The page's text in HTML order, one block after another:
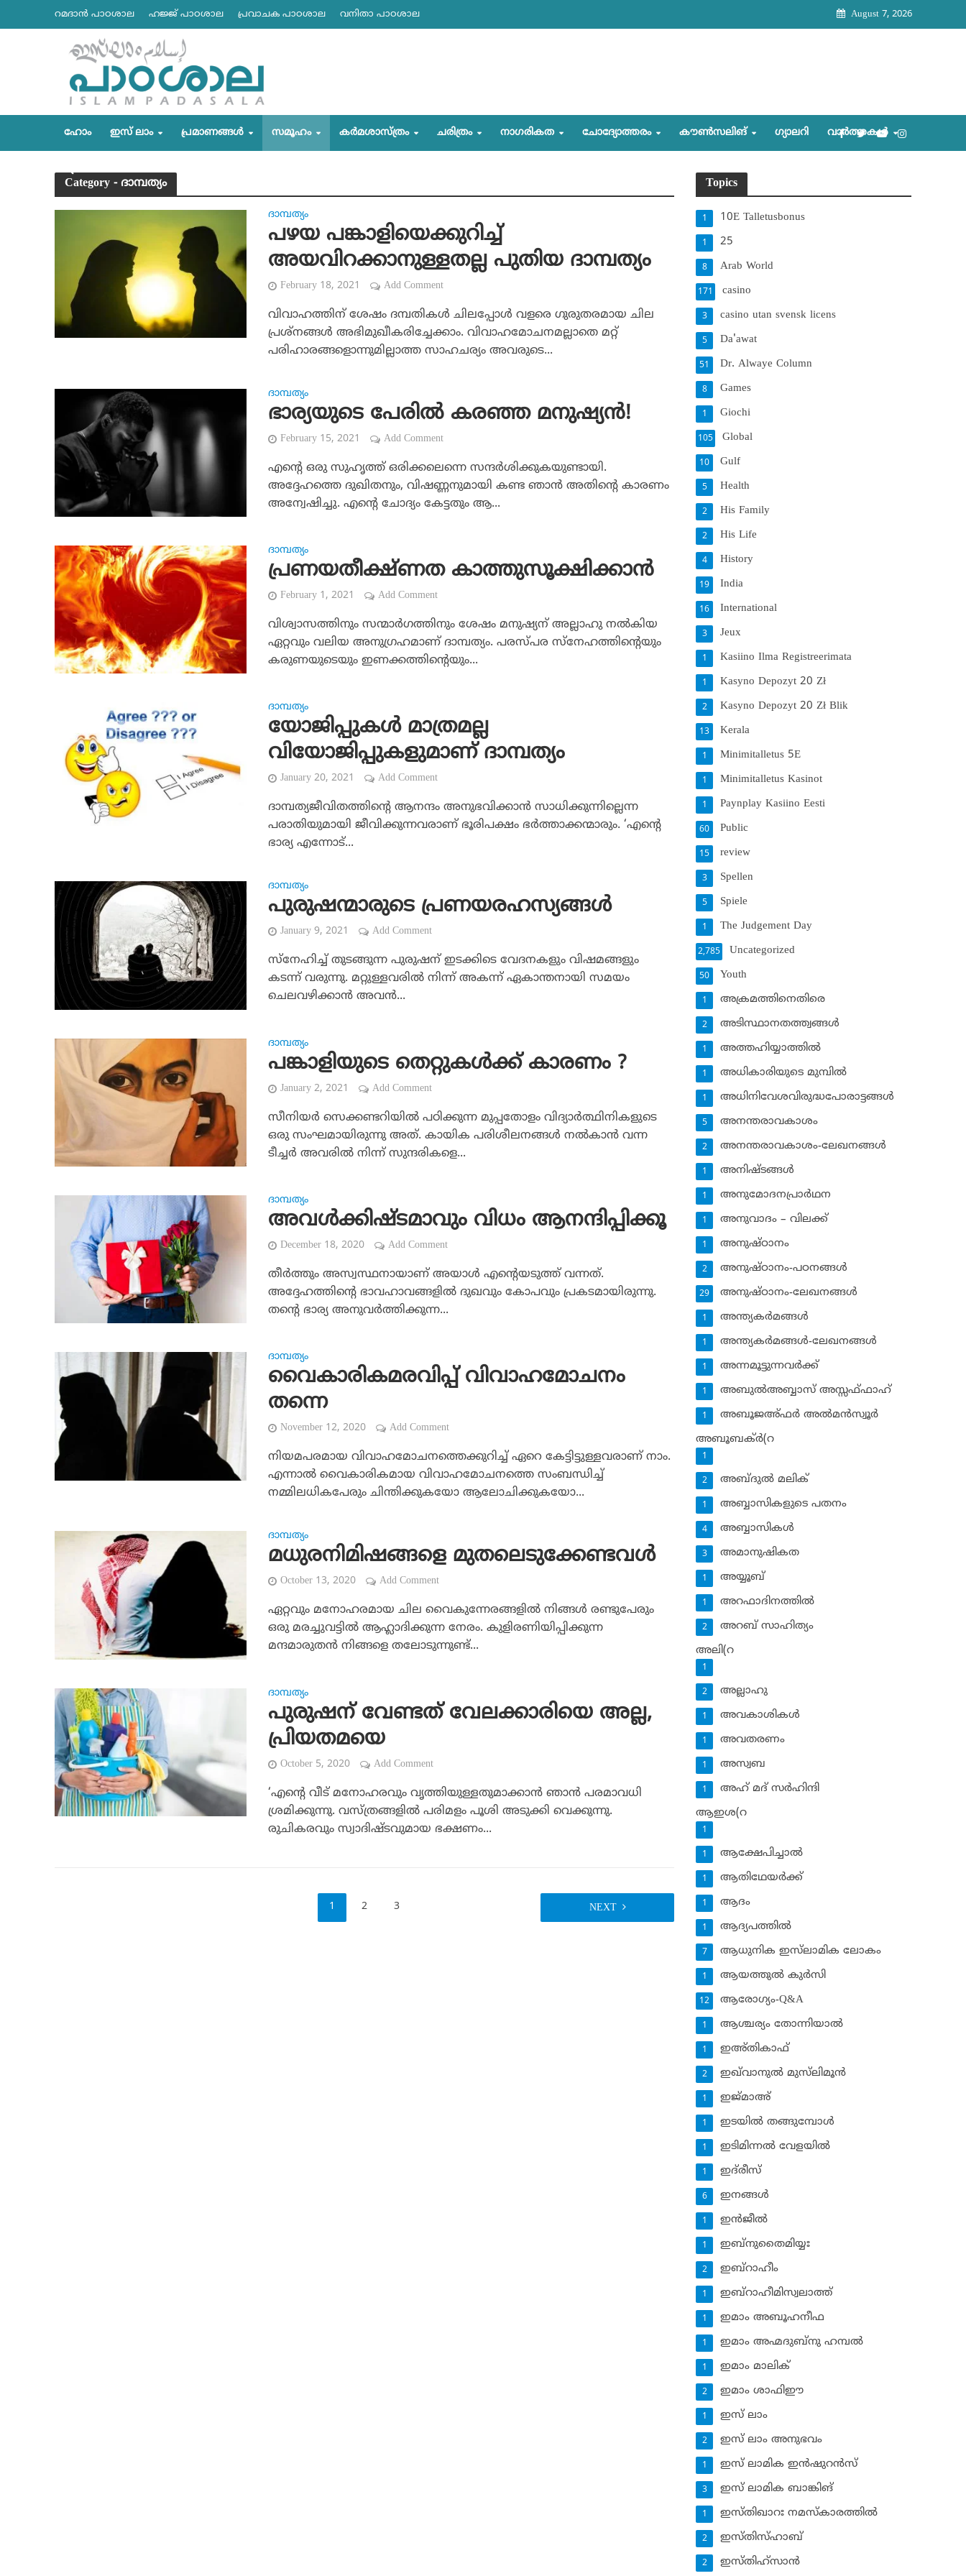
റമദാന്‍ പാഠശാല ഹജ്ജ് പാഠശാല പ്രവാചക പാഠശാല വനിതാ പാഠശാല August 7, 2026
ഹോം ഇസ് ലാം പ്രമാണങ്ങള്‍ സമൂഹം കര്‍മശാസ്ത്രം ചരിത്രം നാഗരികത ചോദ്യോത്തരം കൗണ്‍സലിങ്‌ ഗ്യാലറി വാര്‍ത്തകള്‍
Category - ദാമ്പത്യം
ദാമ്പത്യം
പഴയ പങ്കാളിയെക്കുറിച്ച്
അയവിറക്കാനുള്ളതല്ല പുതിയ ദാമ്പത്യം
February 18, 2021 Add Comment
വിവാഹത്തിന് ശേഷം ദമ്പതികള്‍ ചിലപ്പോള്‍ വളരെ ഗുരുതരമായ ചില
പ്രശ്‌നങ്ങള്‍ അഭിമുഖീകരിച്ചേക്കാം. വിവാഹമോചനമല്ലാതെ മറ്റ്
പരിഹാരങ്ങളൊന്നുമില്ലാത്ത സാഹചര്യം അവരുടെ...
ദാമ്പത്യം
ഭാര്യയുടെ പേരില്‍ കരഞ്ഞ മനുഷ്യന്‍!
February 15, 2021 Add Comment
എന്റെ ഒരു സുഹൃത്ത് ഒരിക്കലെന്നെ സന്ദര്‍ശിക്കുകയുണ്ടായി.
അദ്ദേഹത്തെ ദുഖിതനും, വിഷണ്ണനുമായി കണ്ട ഞാന്‍ അതിന്റെ കാരണം
അന്വേഷിച്ചു. എന്റെ ചോദ്യം കേട്ടതും ആ...
ദാമ്പത്യം
പ്രണയതീക്ഷ്ണത കാത്തുസൂക്ഷിക്കാന്‍
February 1, 2021 Add Comment
വിശ്വാസത്തിനും സന്മാര്‍ഗത്തിനും ശേഷം മനുഷ്യന് അല്ലാഹു നല്‍കിയ
ഏറ്റവും വലിയ അനുഗ്രഹമാണ് ദാമ്പത്യം. പരസ്പര സ്‌നേഹത്തിന്റെയും
കരുണയുടെയും ഇണക്കത്തിന്റെയും...
ദാമ്പത്യം
യോജിപ്പുകള്‍ മാത്രമല്ല
വിയോജിപ്പുകളുമാണ് ദാമ്പത്യം
January 20, 2021 Add Comment
ദാമ്പത്യജീവിതത്തിന്റെ ആനന്ദം അനുഭവിക്കാന്‍ സാധിക്കുന്നില്ലെന്ന
പരാതിയുമായി ജീവിക്കുന്നവരാണ് ഭൂരിപക്ഷം ഭര്‍ത്താക്കന്മാരും. ‘എന്റെ
ഭാര്യ എന്നോട്...
ദാമ്പത്യം
പുരുഷന്മാരുടെ പ്രണയരഹസ്യങ്ങള്‍
January 9, 2021 Add Comment
സ്‌നേഹിച്ച് തുടങ്ങുന്ന പുരുഷന് ഇടക്കിടെ വേദനകളും വിഷമങ്ങളും
കടന്ന് വരുന്നു. മറ്റുള്ളവരില്‍ നിന്ന് അകന്ന് ഏകാന്തനായി സമയം
ചെലവഴിക്കാന്‍ അവന്‍...
ദാമ്പത്യം
പങ്കാളിയുടെ തെറ്റുകള്‍ക്ക് കാരണം ?
January 2, 2021 Add Comment
സീനിയര്‍ സെക്കണ്ടറിയില്‍ പഠിക്കുന്ന മുപ്പതോളം വിദ്യാര്‍ത്ഥിനികളുടെ
ഒരു സംഘമായിരുന്നു അത്. കായിക പരിശീലനങ്ങള്‍ നല്‍കാന്‍ വന്ന
ടീച്ചര്‍ അവരില്‍ നിന്ന് സുന്ദരികളെ...
ദാമ്പത്യം
അവള്‍ക്കിഷ്ടമാവും വിധം ആനന്ദിപ്പിക്കൂ
December 18, 2020 Add Comment
തീര്‍ത്തും അസ്വസ്ഥനായാണ് അയാള്‍ എന്റെയടുത്ത് വന്നത്.
അദ്ദേഹത്തിന്റെ ഭാവഹാവങ്ങളില്‍ ദുഖവും കോപവും പ്രകടമായിരുന്നു.
തന്റെ ഭാര്യ അനുവര്‍ത്തിക്കുന്ന...
ദാമ്പത്യം
വൈകാരികമരവിപ്പ് വിവാഹമോചനം
തന്നെ
November 12, 2020 Add Comment
നിയമപരമായ വിവാഹമോചനത്തെക്കുറിച്ച് ഏറെ കേട്ടിട്ടുള്ളവരാണ് നാം.
എന്നാല്‍ വൈകാരികമായ വിവാഹമോചനത്തെ സംബന്ധിച്ച്
നമ്മിലധികപേരും ചിന്തിക്കുകയോ ആലോചിക്കുകയോ...
ദാമ്പത്യം
മധുരനിമിഷങ്ങളെ മുതലെടുക്കേണ്ടവള്‍
October 13, 2020 Add Comment
ഏറ്റവും മനോഹരമായ ചില വൈകുന്നേരങ്ങളില്‍ നിങ്ങള്‍ രണ്ടുപേരും
ഒരു മരച്ചുവട്ടില്‍ ആഹ്ലാദിക്കുന്ന നേരം. കുളിരണിയിപ്പിക്കുന്ന
മന്ദമാരുതന്‍ നിങ്ങളെ തലോടുന്നുണ്ട്‌...
ദാമ്പത്യം
പുരുഷന് വേണ്ടത് വേലക്കാരിയെ അല്ല,
പ്രിയതമയെ
October 5, 2020 Add Comment
‘എന്റെ വീട് മനോഹരവും വൃത്തിയുള്ളതുമാക്കാന്‍ ഞാന്‍ പരമാവധി
ശ്രമിക്കുന്നു. വസ്ത്രങ്ങളില്‍ പരിമളം പൂശി അടുക്കി വെക്കുന്നു.
രുചികരവും സ്വാദിഷ്ടവുമായ ഭക്ഷണം...
1 2 3 NEXT
Topics
10E Talletusbonus
1
25
1
Arab World
8
casino
171
casino utan svensk licens
3
Da'awat
5
Dr. Alwaye Column
51
Games
8
Giochi
1
Global
105
Gulf
10
Health
5
His Family
2
His Life
2
History
4
India
19
International
16
Jeux
3
Kasiino Ilma Registreerimata
1
Kasyno Depozyt 20 Zł
1
Kasyno Depozyt 20 Zł Blik
2
Kerala
13
Minimitalletus 5E
1
Minimitalletus Kasinot
1
Paynplay Kasiino Eesti
1
Public
60
review
15
Spellen
3
Spiele
5
The Judgement Day
1
Uncategorized
2,785
Youth
50
അക്രമത്തിനെതിരെ
1
അടിസ്ഥാനതത്ത്വങ്ങള്‍
2
അത്തഹിയ്യാത്തില്‍
1
അധികാരിയുടെ മുമ്പില്‍
1
അധിനിവേശവിരുദ്ധപോരാട്ടങ്ങള്‍
1
അനന്തരാവകാശം
5
അനന്തരാവകാശം-ലേഖനങ്ങള്‍
2
അനിഷ്ടങ്ങള്‍
1
അനുമോദനപ്രാര്‍ഥന
1
അനുവാദം – വിലക്ക്‌
1
അനുഷ്ഠാനം
1
അനുഷ്ഠാനം-പഠനങ്ങള്‍
2
അനുഷ്ഠാനം-ലേഖനങ്ങള്‍
29
അന്ത്യകര്‍മങ്ങള്‍
1
അന്ത്യകര്‍മങ്ങള്‍-ലേഖനങ്ങള്‍
1
അന്നമൂട്ടുന്നവര്‍ക്ക്
1
അബുല്‍അബ്ബാസ് അസ്സഫ്ഫാഹ്‌
1
അബൂജഅ്ഫര്‍ അല്‍മന്‍സ്വൂര്‍
1
അബൂബക്ര്‍(റ
1
അബ്ദുല്‍ മലിക്‌
2
അബ്ബാസികളുടെ പതനം
1
അബ്ബാസികള്‍
4
അമാനുഷികത
3
അയ്യൂബ്‌
1
അറഫാദിനത്തില്‍
1
അറബ് സാഹിത്യം
2
അലി(റ
1
അല്ലാഹു
2
അവകാശികള്‍
1
അവതരണം
1
അസ്വബ
1
അഹ് മദ് സര്‍ഹിന്ദി
1
ആഇശ(റ
1
ആക്ഷേപിച്ചാല്‍
1
ആതിഥേയര്‍ക്ക്
1
ആദം
1
ആദ്യപത്തില്‍
1
ആധുനിക ഇസ്‌ലാമിക ലോകം
7
ആയത്തുല്‍ കുര്‍സി
1
ആരോഗ്യം-Q&A
12
ആശ്ചര്യം തോന്നിയാല്‍
1
ഇഅ്തികാഫ്‌
1
ഇഖ്‌വാനുല്‍ മുസ്‌ലിമൂന്‍
2
ഇജ്മാഅ്
1
ഇടയില്‍ തങ്ങുമ്പോള്‍
1
ഇടിമിന്നല്‍ വേളയില്‍
1
ഇദ്‌രീസ്‌
1
ഇനങ്ങള്‍
6
ഇന്‍ജീല്‍
1
ഇബ്‌നുതൈമിയ്യഃ
1
ഇബ്‌റാഹീം
2
ഇബ്‌റാഹീമിസ്വലാത്ത്
1
ഇമാം അബൂഹനീഫ
1
ഇമാം അഹ്മദുബ്‌നു ഹമ്പല്‍
1
ഇമാം മാലിക്
1
ഇമാം ശാഫിഈ
2
ഇസ് ലാം
1
ഇസ് ലാം അനുഭവം
2
ഇസ് ലാമിക ഇന്‍ഷുറന്‍സ്‌
1
ഇസ് ലാമിക ബാങ്കിങ്‌
3
ഇസ്തിഖാറഃ നമസ്‌കാരത്തില്‍
1
ഇസ്തിസ്ഹാബ്
2
ഇസ്തിഹ്‌സാന്‍
2